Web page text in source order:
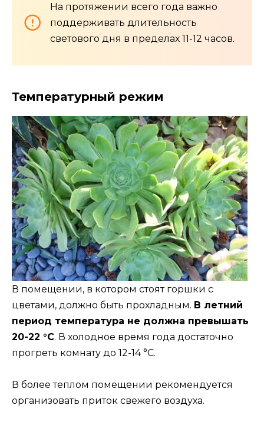
На протяжении всего года важно
поддерживать длительность
светового дня в пределах 11-12 часов.
Температурный режим
В помещении, в котором стоят горшки с
цветами, должно быть прохладным. В летний
период температура не должна превышать
20-22 °C. В холодное время года достаточно
прогреть комнату до 12-14 °C.
В более теплом помещении рекомендуется
организовать приток свежего воздуха.